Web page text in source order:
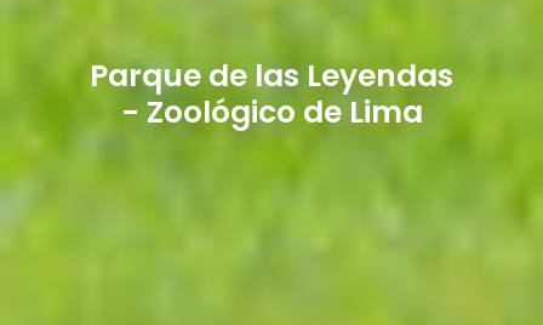
Parque de las Leyendas
- Zoológico de Lima